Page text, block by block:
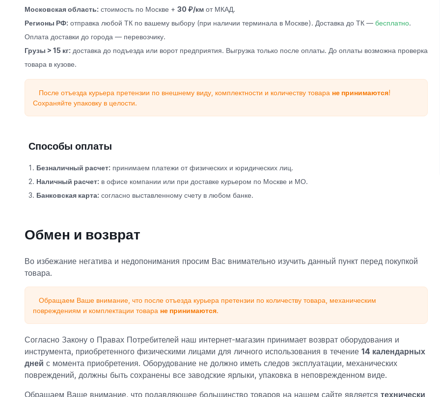
Московская область: стоимость по Москве + 30 ₽/кмот МКАД.
Регионы РФ: отправка любой ТК по вашему выбору (при наличии терминала в Москве). Доставка до ТК — бесплатно.
Оплата доставки до города — перевозчику.
Грузы > 15 кг: доставка до подъезда или ворот предприятия. Выгрузка только после оплаты. До оплаты возможна проверка
товара в кузове.
После отъезда курьера претензии по внешнему виду, комплектности и количеству товара не принимаются!
Сохраняйте упаковку в целости.
Способы оплаты
Безналичный расчет: принимаем платежи от физических и юридических лиц.
Наличный расчет: в офисе компании или при доставке курьером по Москве и МО.
Банковская карта: согласно выставленному счету в любом банке.
Обмен и возврат
Во избежание негатива и недопонимания просим Вас внимательно изучить данный пункт перед покупкой
товара.
Обращаем Ваше внимание, что после отъезда курьера претензии по количеству товара, механическим
повреждениям и комплектации товара не принимаются.
Согласно Закону о Правах Потребителей наш интернет-магазин принимает возврат оборудования и
инструмента, приобретенного физическими лицами для личного использования в течение 14 календарных
дней с момента приобретения. Оборудование не должно иметь следов эксплуатации, механических
повреждений, должны быть сохранены все заводские ярлыки, упаковка в неповрежденном виде.
Обращаем Ваше внимание, что подавляющее большинство товаров на нашем сайте является технически